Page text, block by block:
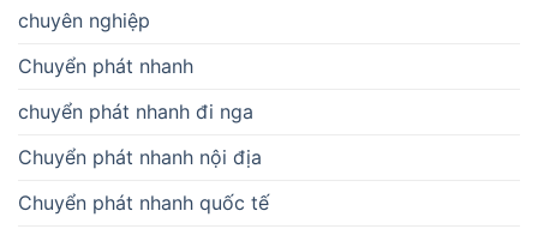
chuyên nghiệp
Chuyển phát nhanh
chuyển phát nhanh đi nga
Chuyển phát nhanh nội địa
Chuyển phát nhanh quốc tế